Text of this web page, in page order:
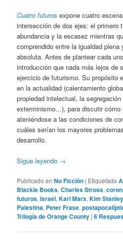
Cuatro futuros expone cuatro
intersección de dos ejes: el primero
abundancia y la escasez mientras
comprendido entre la igualdad plena
absoluta. Antes de plantear cada
introducción que nada más lejos de
ejercicio de futurismo. Su propósito
en la actualidad (calentamiento
propiedad intelectual, la
exterminismo…), para discutir cómo
ateniéndose a las condiciones de
cuáles serían los mayores
desarrollo.
Sigue leyendo →
Publicado en No Ficción | Etiquetado
Blackie Books,Charles Stross,
futuros,Israel,Karl Marx,Kim
Palestina, Peter Frase,
Trilogía de Orange County |6